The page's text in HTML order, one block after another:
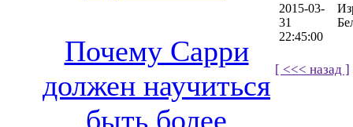
Почему Сарри
должен научиться
быть более
2015-03-
31
22:45:00
[ <<< назад ]